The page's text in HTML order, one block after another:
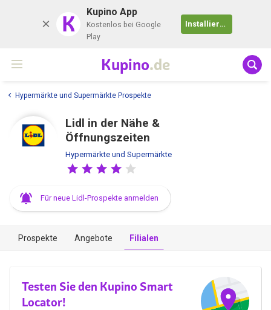
K Kupino App
Kostenlos bei Google
Play
Installieren
Kupino.de
Hypermärkte und Supermärkte Prospekte
Lidl in der Nähe &
Öffnungszeiten
Hypermärkte und Supermärkte
Für neue Lidl-Prospekte anmelden
Prospekte Angebote Filialen
Testen Sie den Kupino Smart
Locator!